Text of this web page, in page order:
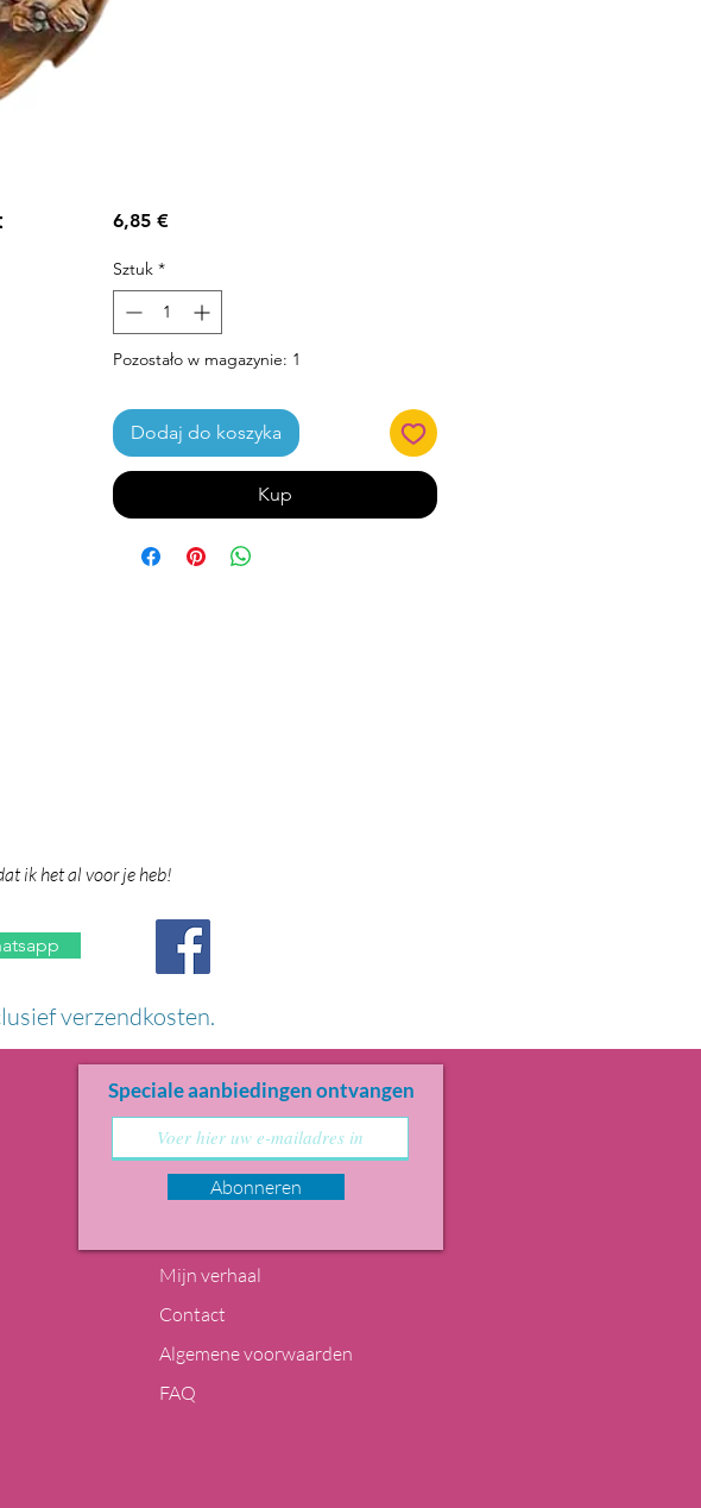
6,85 €Cena
Sztuk *
Pozostało w magazynie: 1
Dodaj do koszyka
Kup
ik het al voor je heb!
verzendkosten.
Speciale aanbiedingen ontvangen
Abonneren
Mijn verhaal
Contact
Algemene voorwaarden
FAQ